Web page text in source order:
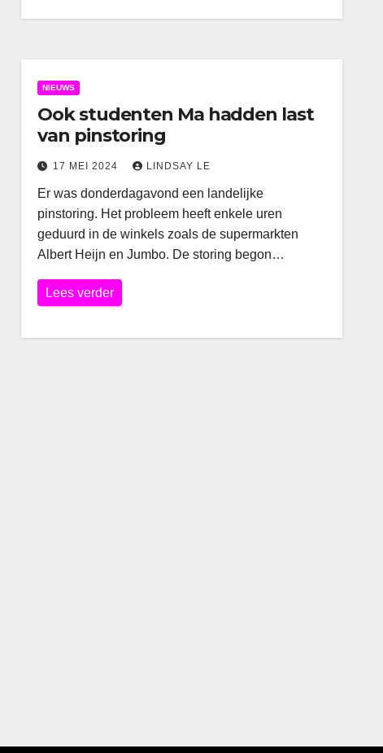
NIEUWS
Ook studenten Ma hadden last
van pinstoring
17 MEI 2024 LINDSAY LE
Er was donderdagavond een landelijke
pinstoring. Het probleem heeft enkele uren
geduurd in de winkels zoals de supermarkten
Albert Heijn en Jumbo. De storing begon…
Lees verder